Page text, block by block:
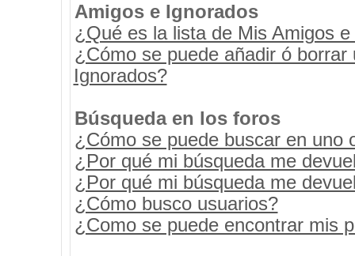
Amigos e Ignorados
¿Qué es la lista de Mis Amigos
¿Cómo se puede añadir ó
Ignorados?
Búsqueda en los foros
¿Cómo se puede buscar en uno
¿Por qué mi búsqueda me
¿Por qué mi búsqueda me
¿Cómo busco usuarios?
¿Como se puede encontrar mis